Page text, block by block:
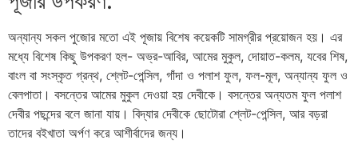
অন্যান্য সকল পুজোর মতো এই পূজায় বিশেষ কয়েকটি সামগ্রীর প্রয়োজন হয়। এর
মধ্যে বিশেষ কিছু উপকরণ হল- অভ্র-আবির, আমের মুকুল, দোয়াত-কলম, যবের শিষ,
বাংল বা সংস্কৃত গ্রন্থ, শ্লেট-পেন্সিল, গাঁদা ও পলাশ ফুল, ফল-মূল, অন্যান্য ফুল ও
বেলপাতা। বসন্তের আমের মুকুল দেওয়া হয় দেবীকে। বসন্তের অন্যতম ফুল পলাশ
দেবীর পছন্দের বলে জানা যায়। বিদ্যার দেবীকে ছোটোরা শ্লেট-পেন্সিল, আর বড়রা
তাদের বইখাতা অর্পণ করে আশীর্বাদের জন্য।